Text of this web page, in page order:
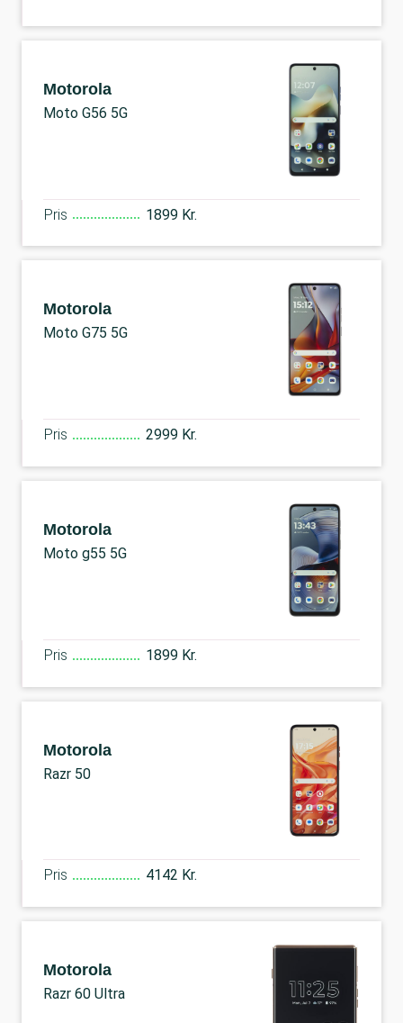
Motorola
Moto G56 5G
Pris 1899 Kr.
Motorola
Moto G75 5G
Pris 2999 Kr.
Motorola
Moto g55 5G
Pris 1899 Kr.
Motorola
Razr 50
Pris 4142 Kr.
Motorola
Razr 60 Ultra